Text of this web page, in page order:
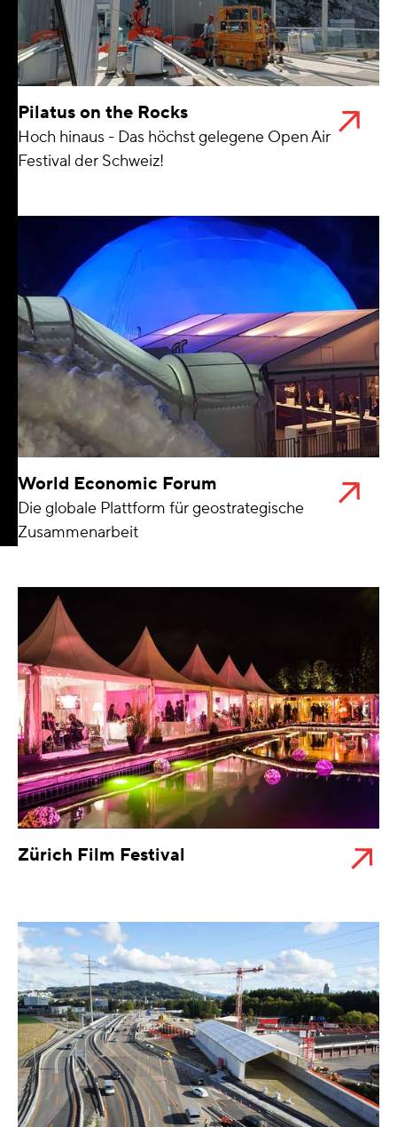
Pilatus on the Rocks
Hoch hinaus - Das höchst gelegene Open Air
Festival der Schweiz!
World Economic Forum
Die globale Plattform für geostrategische
Zusammenarbeit
Zürich Film Festival